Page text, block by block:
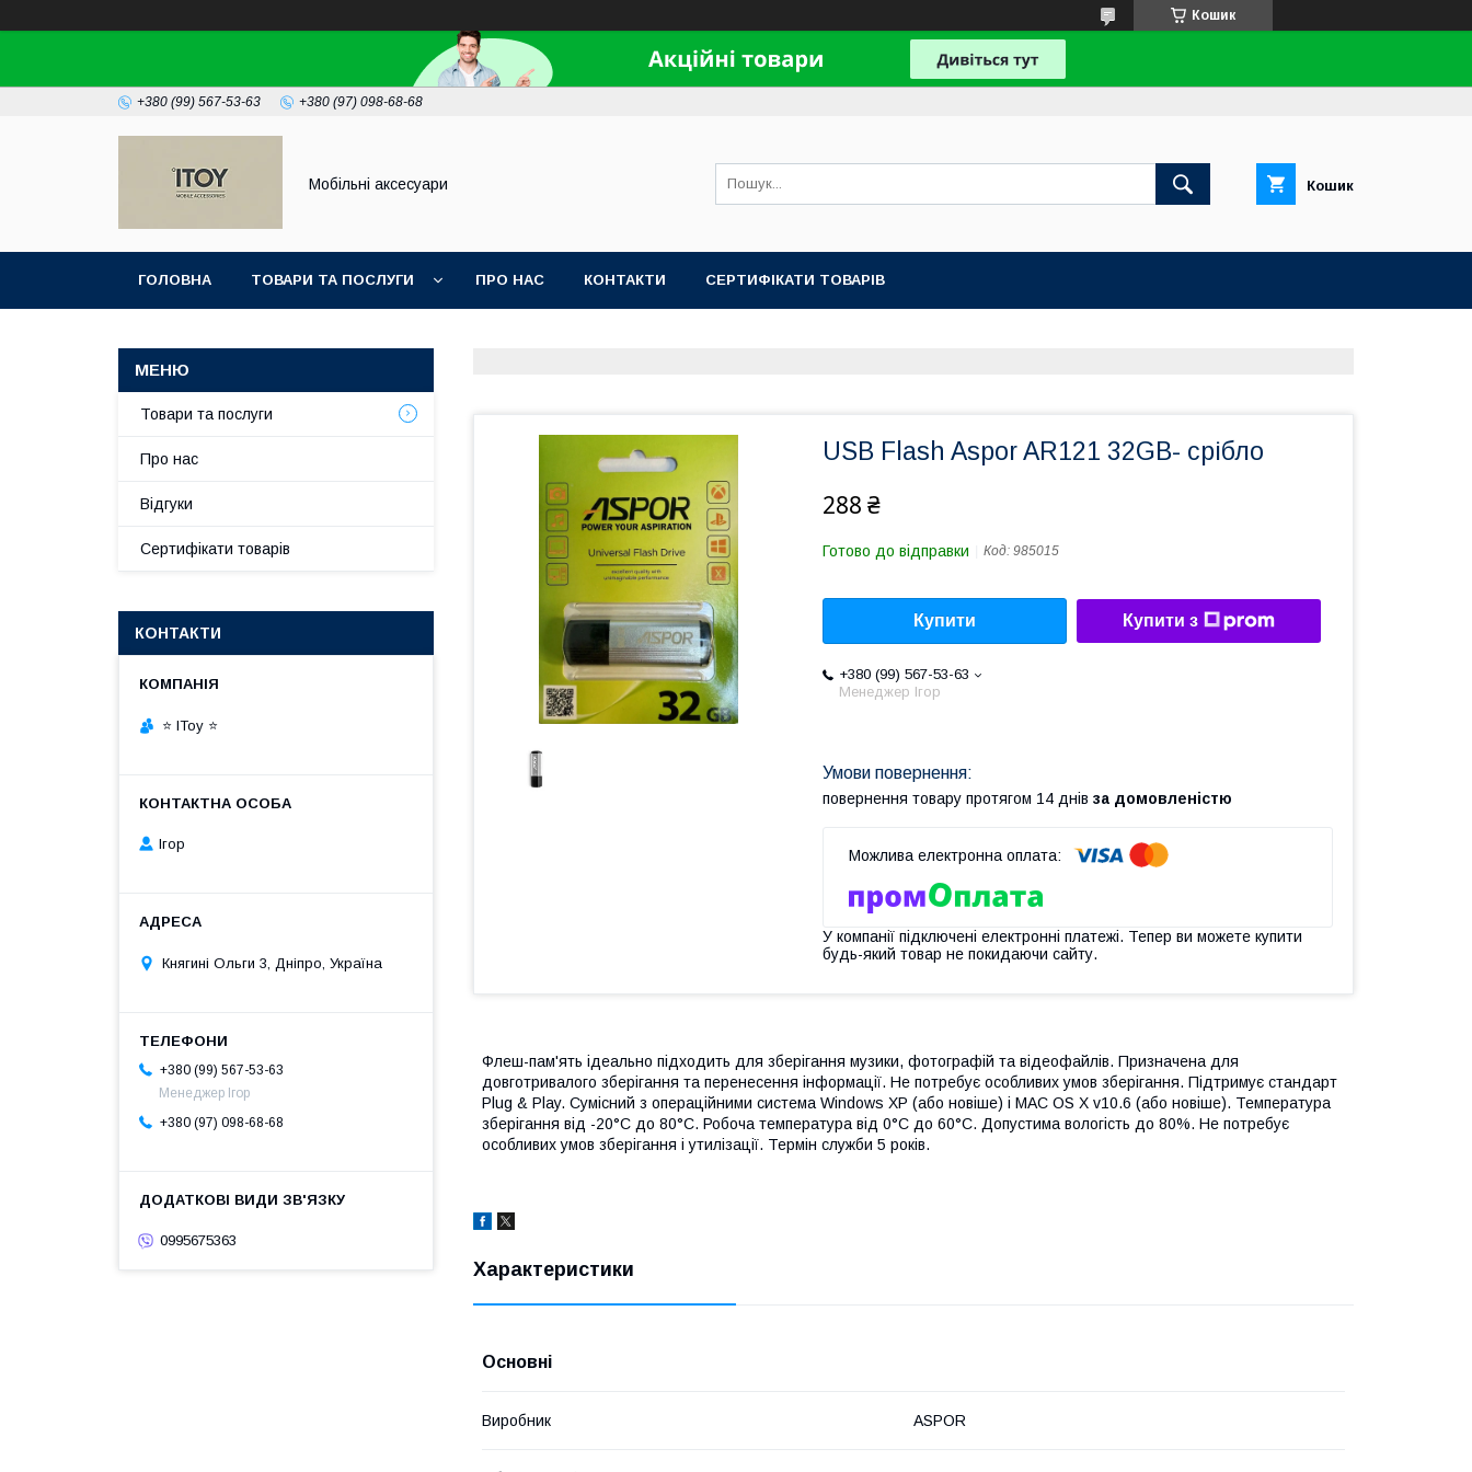
Кошик
+380 (99) 567-53-63 +380 (97) 098-68-68
Мобільні аксесуари Кошик
ГОЛОВНА ТОВАРИ ТА ПОСЛУГИ ПРО НАС КОНТАКТИ СЕРТИФІКАТИ ТОВАРІВ
USB Flash Aspor AR121 32GB- срібло
288 ₴
Готово до відправки Код: 985015
Купити Купити з
+380 (99) 567-53-63
Менеджер Ігор
повернення товару протягом 14 днів за домовленістю
У компанії підключені електронні платежі. Тепер ви можете купити
будь-який товар не покидаючи сайту.
Флеш-пам'ять ідеально підходить для зберігання музики, фотографій та відеофайлів. Призначена для
довготривалого зберігання та перенесення інформації. Не потребує особливих умов зберігання. Підтримує стандарт
Plug & Play. Сумісний з операційними система Windows XP (або новіше) і MAC OS X v10.6 (або новіше). Температура
зберігання від -20°C до 80°C. Робоча температура від 0°C до 60°C. Допустима вологість до 80%. Не потребує
особливих умов зберігання і утилізації. Термін служби 5 років.
Характеристики
Основні
Виробник ASPOR
Товари та послуги
Про нас
Відгуки
Сертифікати товарів
КОНТАКТИ
⭐ IToy ⭐
Ігор
Княгині Ольги 3, Дніпро, Україна
+380 (99) 567-53-63
Менеджер Ігор
+380 (97) 098-68-68
0995675363